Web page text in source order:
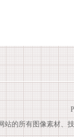
站的所有图像素材、